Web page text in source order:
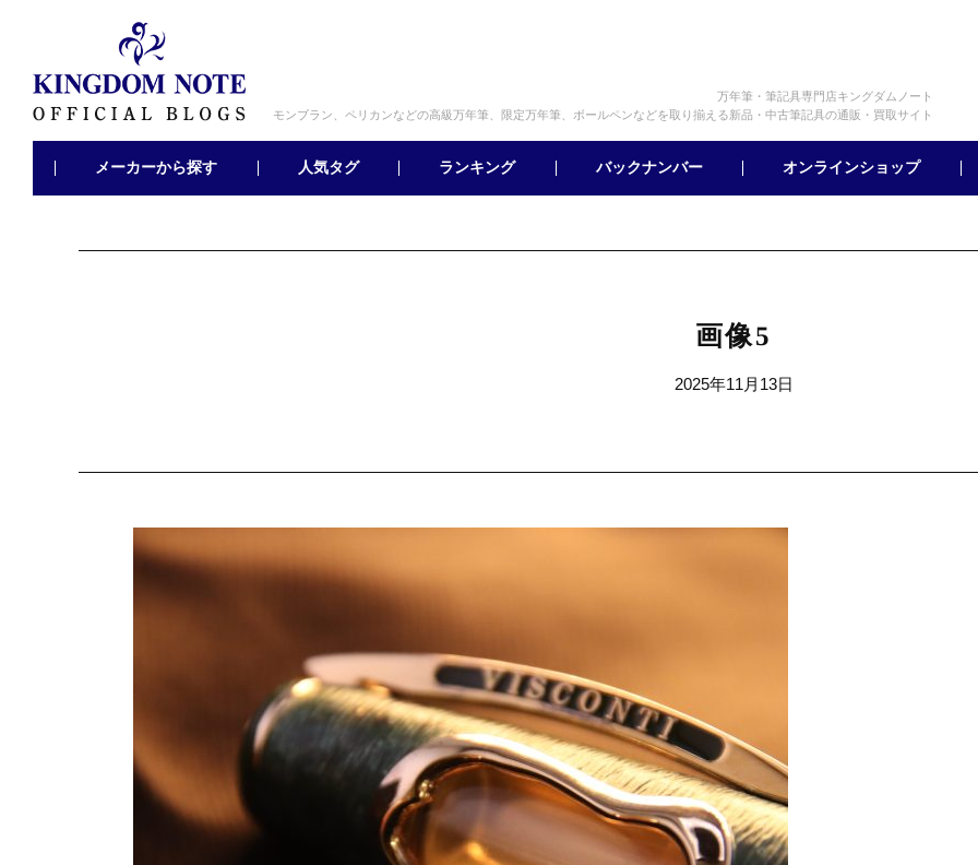
万年筆・筆記具専門店キングダムノート
モンブラン、ペリカンなどの高級万年筆、限定万年筆、ボールペンなどを取り揃える新品・中古筆記具の通販・買取サイト
メーカーから探す 人気タグ ランキング バックナンバー オンラインショップ
画像5
2025年11月13日